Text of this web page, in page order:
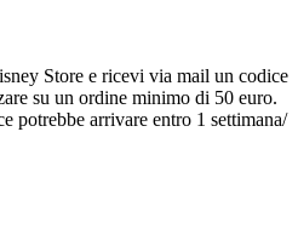
Store e ricevi via mail un codice
su un ordine minimo di 50 euro.
potrebbe arrivare entro 1 settimana/